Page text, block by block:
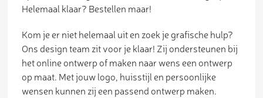
Helemaal klaar? Bestellen maar!
Kom je er niet helemaal uit en zoek je grafische hulp?
Ons design team zit voor je klaar! Zij ondersteunen bij
het online ontwerp of maken naar wens een ontwerp
op maat. Met jouw logo, huisstijl en persoonlijke
wensen kunnen zij een passend ontwerp maken.